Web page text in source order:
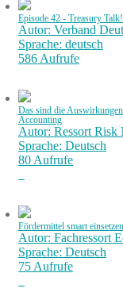
Episode 42 - Treasury
Autor: Verband
Sprache: deutsch
586 Aufrufe
Das sind die
Accounting
Autor: Ressort Risk
Sprache: Deutsch
80 Aufrufe
Fördermittel smart
Autor: Fachressort
Sprache: Deutsch
75 Aufrufe